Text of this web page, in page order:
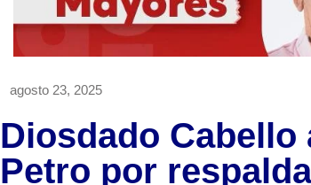
agosto 23, 2025
Diosdado Cabello
Petro por